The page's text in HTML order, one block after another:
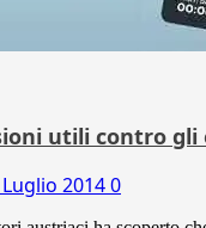
utili contro
20140